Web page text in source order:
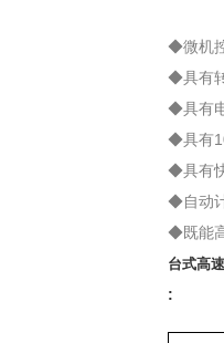
◆微机
◆具有
◆具有
◆具有
◆具有
◆自动
◆既能
台式高
: